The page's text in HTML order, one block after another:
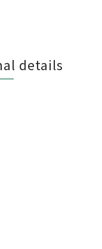
details